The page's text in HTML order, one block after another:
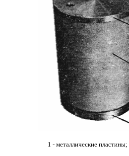
1 - металлические